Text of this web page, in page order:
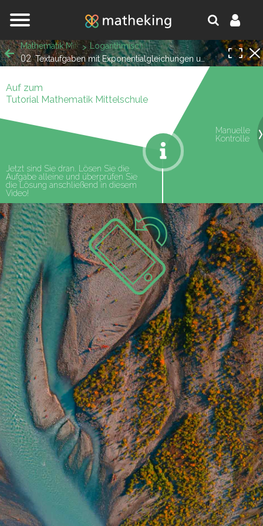
Mathematik MittelschuleLogarithmische Gleichungen
Textaufgaben mit Exponentialgleichungen und logarithmischen Gleichungen
02
Auf zum
Tutorial Mathematik Mittelschule
Jetzt sind Sie dran. Lösen Sie die
Aufgabe alleine und überprüfen Sie
die Lösung anschließend in diesem
Video!
Manuelle
Kontrolle